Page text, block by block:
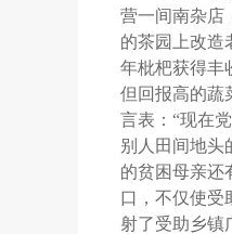
营一间南杂店
的茶园上改造
年枇杷获得丰
但回报高的蔬
言表：“现在
别人田间地头
的贫困母亲还
口，不仅使受
射了受助乡镇